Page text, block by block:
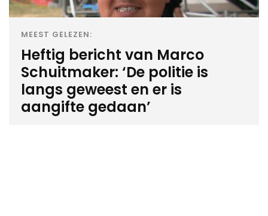
MEEST GELEZEN:
Heftig bericht van Marco
Schuitmaker: ‘De politie is
langs geweest en er is
aangifte gedaan’